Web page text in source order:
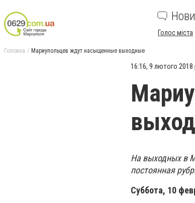
Голос міста
Головна Мариупольцев ждут насыщенные выходные
16:16, 9 лютого 2018
На выходных в
постоянная
Суббота, 10